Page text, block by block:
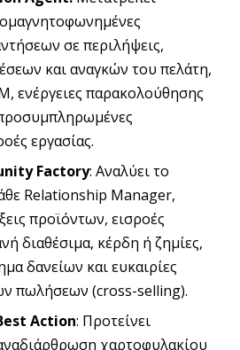
σε περιλήψεις,
και αναγκών του πελάτη,
ενέργειες παρακολούθησης
εργασίας.
Factory: Αναλύει το
Relationship Manager,
προϊόντων, εισροές
διαθέσιμα, κέρδη ή ζημίες,
δανείων και ευκαιρίες
πωλήσεων (cross-selling).
Action: Προτείνει
χαρτοφυλακίου